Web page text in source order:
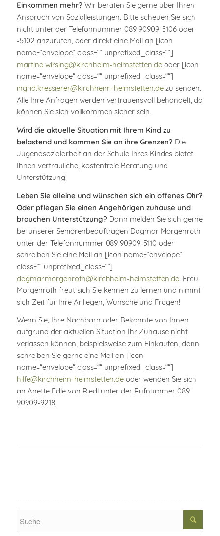
Einkommen mehr? Wir beraten Sie gerne über Ihren
Anspruch von Sozialleistungen. Bitte scheuen Sie sich
nicht unter der Telefonnummer 089 90909-5106 oder
-5102 anzurufen, oder direkt eine Mail an [icon
name=“envelope“ class=““ unprefixed_class=““]
martina.wirsing@kirchheim-heimstetten.deoder [icon
name=“envelope“ class=““ unprefixed_class=““]
ingrid.kressierer@kirchheim-heimstetten.dezu senden.
Alle Ihre Anfragen werden vertrauensvoll behandelt, da
können Sie sich vollkommen sicher sein.
Wird die aktuelle Situation mit Ihrem Kind zu
belastend und kommen Sie an ihre Grenzen? Die
Jugendsozialarbeit an der Schule Ihres Kindes bietet
Ihnen vertrauliche, kostenfreie Beratung und
Unterstützung!
Leben Sie alleine und wünschen sich ein offenes Ohr?
Oder pflegen Sie einen Angehörigen zuhause und
brauchen Unterstützung? Dann melden Sie sich gerne
bei unserer Seniorenbeauftragen Dagmar Morgenroth
unter der Telefonnummer 089 90909-5110 oder
schreiben Sie eine Mail an [icon name=“envelope“
class=““ unprefixed_class=““]
dagmar.morgenroth@kirchheim-heimstetten.de. Frau
Morgenroth freut sich Sie kennen zu lernen und nimmt
sich Zeit für Ihre Anliegen, Wünsche und Fragen!
Wenn Sie, Ihre Nachbarn oder Bekannte von Ihnen
aufgrund der aktuellen Situation Ihr Zuhause nicht
verlassen können, beispielsweise zum Einkaufen, dann
schreiben Sie gerne eine Mail an [icon
name=“envelope“ class=““ unprefixed_class=““]
hilfe@kirchheim-heimstetten.deoder wenden Sie sich
an Anette Edle von Riedl unter der Rufnummer 089
90909-9218.